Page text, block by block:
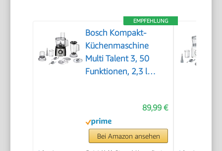
EMPFEHLUNG
Bosch Kompakt-
Küchenmaschine
Multi Talent 3, 50
Funktionen, 2,3 l
Universalzerkleinerer,
kleine
Küchenmaschine, 800
Watt,
89,99 €
Bei Amazon ansehen